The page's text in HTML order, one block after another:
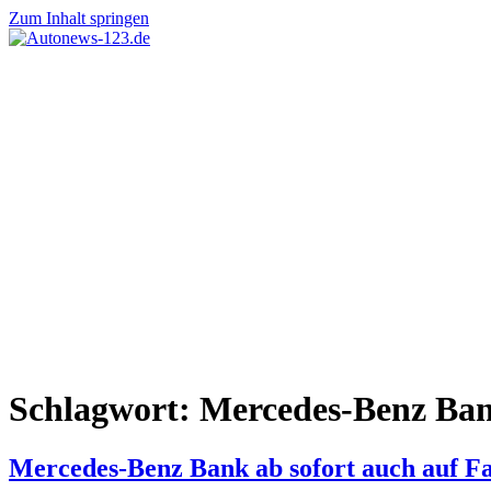
Zum Inhalt springen
Schlagwort: Mercedes-Benz
Mercedes-Benz Bank ab sofort auch auf